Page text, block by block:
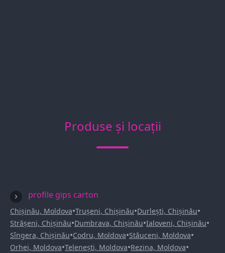
Produse și locații
profile gips carton
Chișinău, Moldova•Trușeni, Chișinău•Durlești, Chișinău•
Strășeni, Chișinău•Dumbrava, Chișinău•Ialoveni, Chișinău•
Sîngera, Chișinău•Codru, Moldova•Stăuceni, Moldova•
Orhei, Moldova•Telenești, Moldova•Rezina, Moldova•